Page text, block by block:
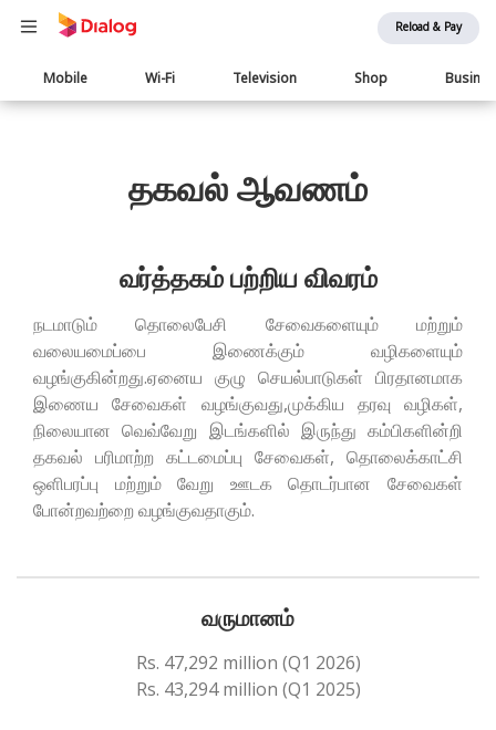
Reload & Pay
Main
navigation
Mobile Wi-Fi Television Shop
தகவல் ஆவணம்
வர்த்தகம் பற்றிய விவரம்
நடமாடும் தொலைபேசி சேவைகளையும் மற்றும்
வலையமைப்பை இணைக்கும் வழிகளையும்
வழங்குகின்றது.ஏனைய குழு செயல்பாடுகள் பிரதானமாக
இணைய சேவைகள் வழங்குவது,முக்கிய தரவு வழிகள்,
நிலையான வெவ்வேறு இடங்களில் இருந்து கம்பிகளின்றி
தகவல் பரிமாற்ற கட்டமைப்பு சேவைகள், தொலைக்காட்சி
ஒளிபரப்பு மற்றும் வேறு ஊடக தொடர்பான சேவைகள்
போன்றவற்றை வழங்குவதாகும்.
வருமானம்
Rs. 47,292 million (Q1 2026)
Rs. 43,294 million (Q1 2025)